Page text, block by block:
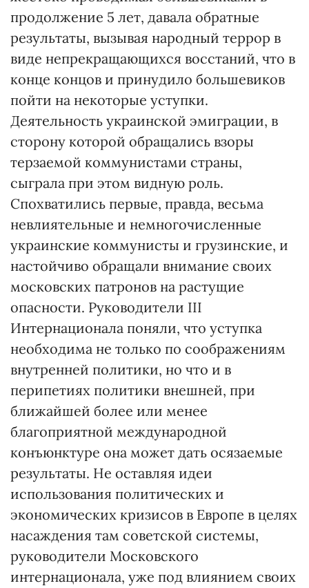
продолжение 5 лет, давала обратные
результаты, вызывая народный террор в
виде непрекращающихся восстаний, что в
конце концов и принудило большевиков
пойти на некоторые уступки.
Деятельность украинской эмиграции, в
сторону которой обращались взоры
терзаемой коммунистами страны,
сыграла при этом видную роль.
Спохватились первые, правда, весьма
невлиятельные и немногочисленные
украинские коммунисты и грузинские, и
настойчиво обращали внимание своих
московских патронов на растущие
опасности. Руководители III
Интернационала поняли, что уступка
необходима не только по соображениям
внутренней политики, но что и в
перипетиях политики внешней, при
ближайшей более или менее
благоприятной международной
конъюнктуре она может дать осязаемые
результаты. Не оставляя идеи
использования политических и
экономических кризисов в Европе в целях
насаждения там советской системы,
руководители Московского
интернационала, уже под влиянием своих